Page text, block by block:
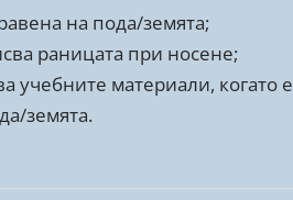
на пода/земята;
раницата при носене;
учебните материали, когато е
земята.